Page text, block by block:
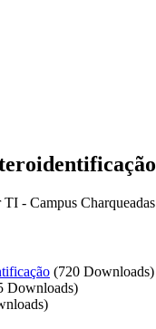
TI - Campus Charqueadas
(720 Downloads)
Downloads)